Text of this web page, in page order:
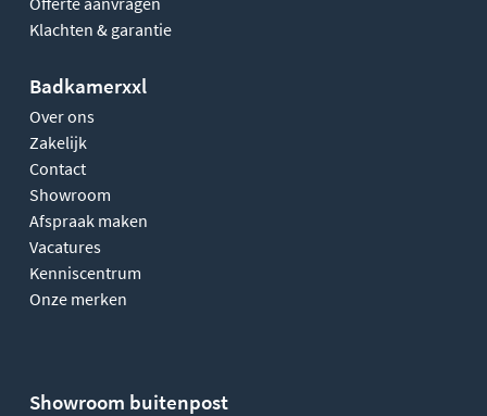
Klachten & garantie
Badkamerxxl
Over ons
Zakelijk
Contact
Showroom
Afspraak maken
Vacatures
Kenniscentrum
Onze merken
Showroom buitenpost